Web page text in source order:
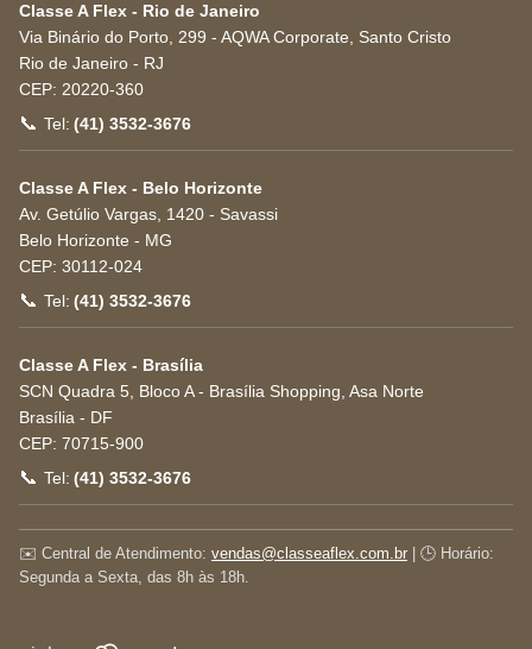
Classe A Flex - Rio de Janeiro
Via Binário do Porto, 299 - AQWA Corporate, Santo Cristo
Rio de Janeiro - RJ
CEP: 20220-360
📞 Tel: (41) 3532-3676
Classe A Flex - Belo Horizonte
Av. Getúlio Vargas, 1420 - Savassi
Belo Horizonte - MG
CEP: 30112-024
📞 Tel: (41) 3532-3676
Classe A Flex - Brasília
SCN Quadra 5, Bloco A - Brasília Shopping, Asa Norte
Brasília - DF
CEP: 70715-900
📞 Tel: (41) 3532-3676
✉️ Central de Atendimento: vendas@classeaflex.com.br | 🕒 Horário:
Segunda a Sexta, das 8h às 18h.